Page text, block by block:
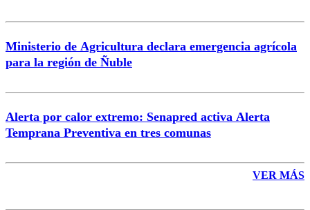
Ministerio de Agricultura declara emergencia agrícola
para la región de Ñuble
Alerta por calor extremo: Senapred activa Alerta
Temprana Preventiva en tres comunas
VER MÁS